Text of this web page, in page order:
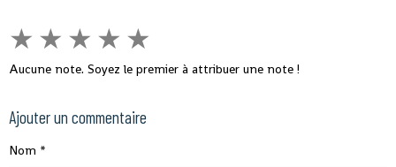
★ ★ ★ ★ ★
Aucune note. Soyez le premier à attribuer une note !
Ajouter un commentaire
Nom